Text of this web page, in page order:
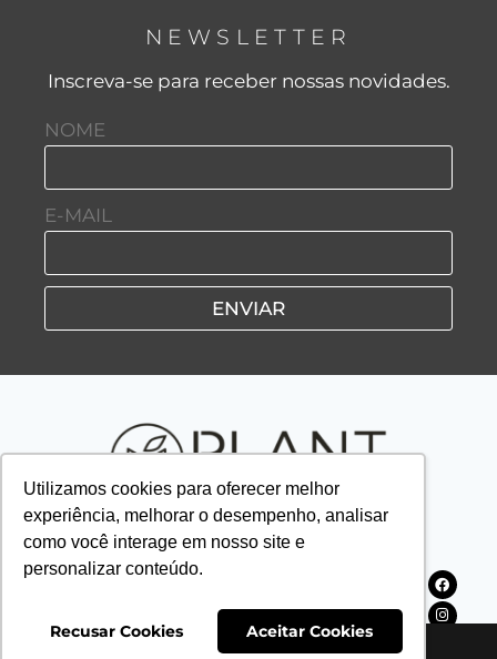
Utilizamos cookies para oferecer melhor
experiência, melhorar o desempenho, analisar
como você interage em nosso site e
personalizar conteúdo.
Recusar Cookies Aceitar Cookies
NEWSLETTER
Inscreva-se para receber nossas novidades.
NOME
E-MAIL
ENVIAR
REVISTAS